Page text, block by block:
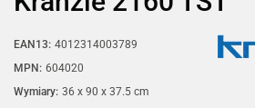
EAN13: 4012314003789
MPN: 604020
Wymiary: 36 x 90 x 37.5 cm